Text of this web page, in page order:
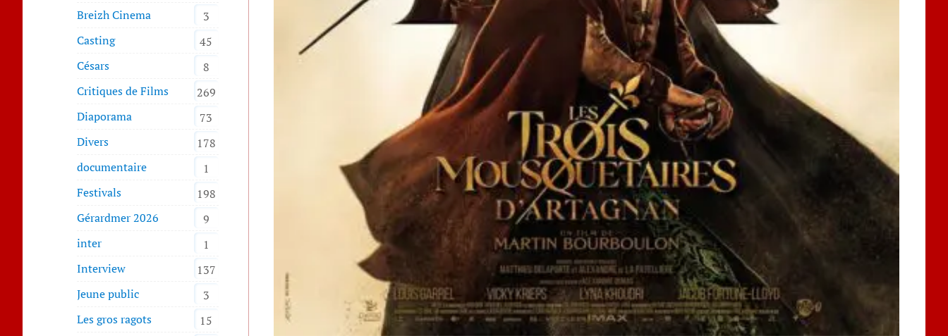
Breizh Cinema
3
Casting
45
Césars
8
Critiques de Films
269
Diaporama
73
Divers
178
documentaire
1
Festivals
198
Gérardmer 2026
9
inter
1
Interview
137
Jeune public
3
Les gros ragots
15